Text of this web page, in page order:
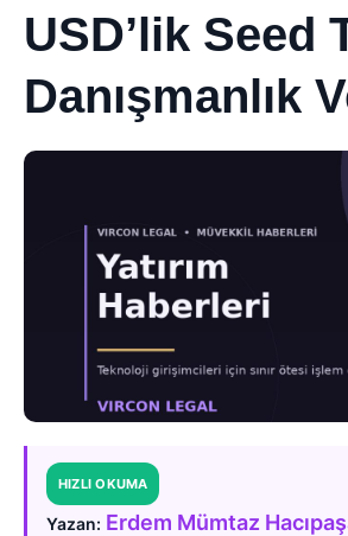
USD’lik Seed
Danışmanlık
HIZLI OKUMA
Yazan: Erdem Mümtaz